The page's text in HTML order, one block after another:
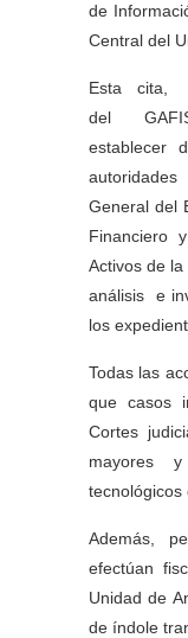
de
Central del
Esta cita,
del
establecer
General del
Financiero
Activos de
análisis e
los
Todas las
que casos
Cortes
mayores y
tecnológicos
Además,
efectúan
Unidad de
de índole